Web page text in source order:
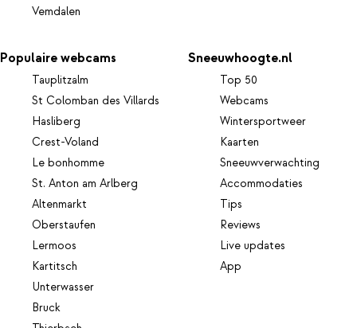
Vemdalen
Populaire webcams
Tauplitzalm
St Colomban des Villards
Hasliberg
Crest-Voland
Le bonhomme
St. Anton am Arlberg
Altenmarkt
Oberstaufen
Lermoos
Kartitsch
Unterwasser
Bruck
Sneeuwhoogte.nl
Top 50
Webcams
Wintersportweer
Kaarten
Sneeuwverwachting
Accommodaties
Tips
Reviews
Live updates
App